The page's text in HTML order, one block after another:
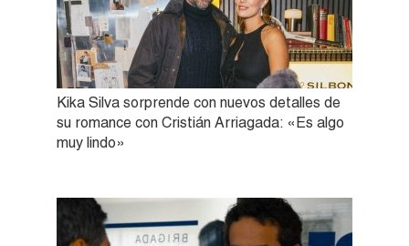
Kika Silva sorprende con nuevos detalles de
su romance con Cristián Arriagada: «Es algo
muy lindo»